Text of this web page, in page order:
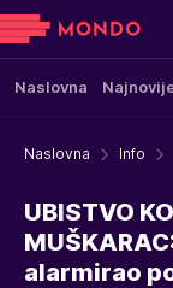
Naslovna
Naslovna Info
UBISTVO
alarmirao